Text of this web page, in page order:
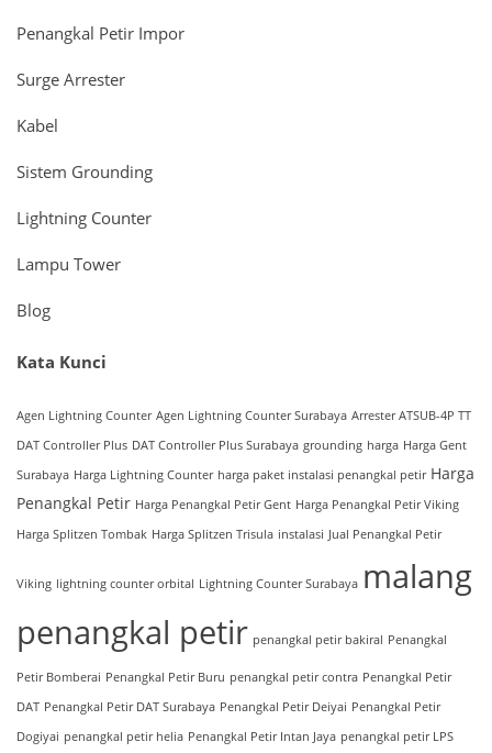
Penangkal Petir Impor
Surge Arrester
Kabel
Sistem Grounding
Lightning Counter
Lampu Tower
Blog
Kata Kunci
Agen Lightning Counter Agen Lightning Counter Surabaya Arrester ATSUB-4P TT
DAT Controller Plus DAT Controller Plus Surabaya grounding harga Harga Gent
Surabaya Harga Lightning Counter harga paket instalasi penangkal petir Harga
Penangkal Petir Harga Penangkal Petir Gent Harga Penangkal Petir Viking
Harga Splitzen Tombak Harga Splitzen Trisula instalasi Jual Penangkal Petir
Viking lightning counter orbital Lightning Counter Surabaya malang
penangkal petir penangkal petir bakiral Penangkal
Petir Bomberai Penangkal Petir Buru penangkal petir contra Penangkal Petir
DAT Penangkal Petir DAT Surabaya Penangkal Petir Deiyai Penangkal Petir
Dogiyai penangkal petir helia Penangkal Petir Intan Jaya penangkal petir LPS